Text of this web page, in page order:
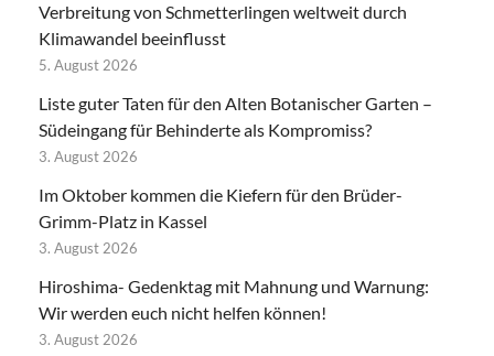
Verbreitung von Schmetterlingen weltweit durch
Klimawandel beeinflusst
5. August 2026
Liste guter Taten für den Alten Botanischer Garten –
Südeingang für Behinderte als Kompromiss?
3. August 2026
Im Oktober kommen die Kiefern für den Brüder-
Grimm-Platz in Kassel
3. August 2026
Hiroshima- Gedenktag mit Mahnung und Warnung:
Wir werden euch nicht helfen können!
3. August 2026